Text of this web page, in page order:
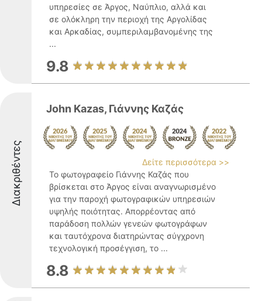
υπηρεσίες σε Άργος, Ναύπλιο, αλλά και
σε ολόκληρη την περιοχή της Αργολίδας
και Αρκαδίας, συμπεριλαμβανομένης της
...
9.8
Διακριθέντες
John Kazas, Γιάννης Καζάς
Δείτε περισσότερα >>
Το φωτογραφείο Γιάννης Καζάς που
βρίσκεται στο Άργος είναι αναγνωρισμένο
για την παροχή φωτογραφικών υπηρεσιών
υψηλής ποιότητας. Απορρέοντας από
παράδοση πολλών γενεών φωτογράφων
και ταυτόχρονα διατηρώντας σύγχρονη
τεχνολογική προσέγγιση, το ...
8.8